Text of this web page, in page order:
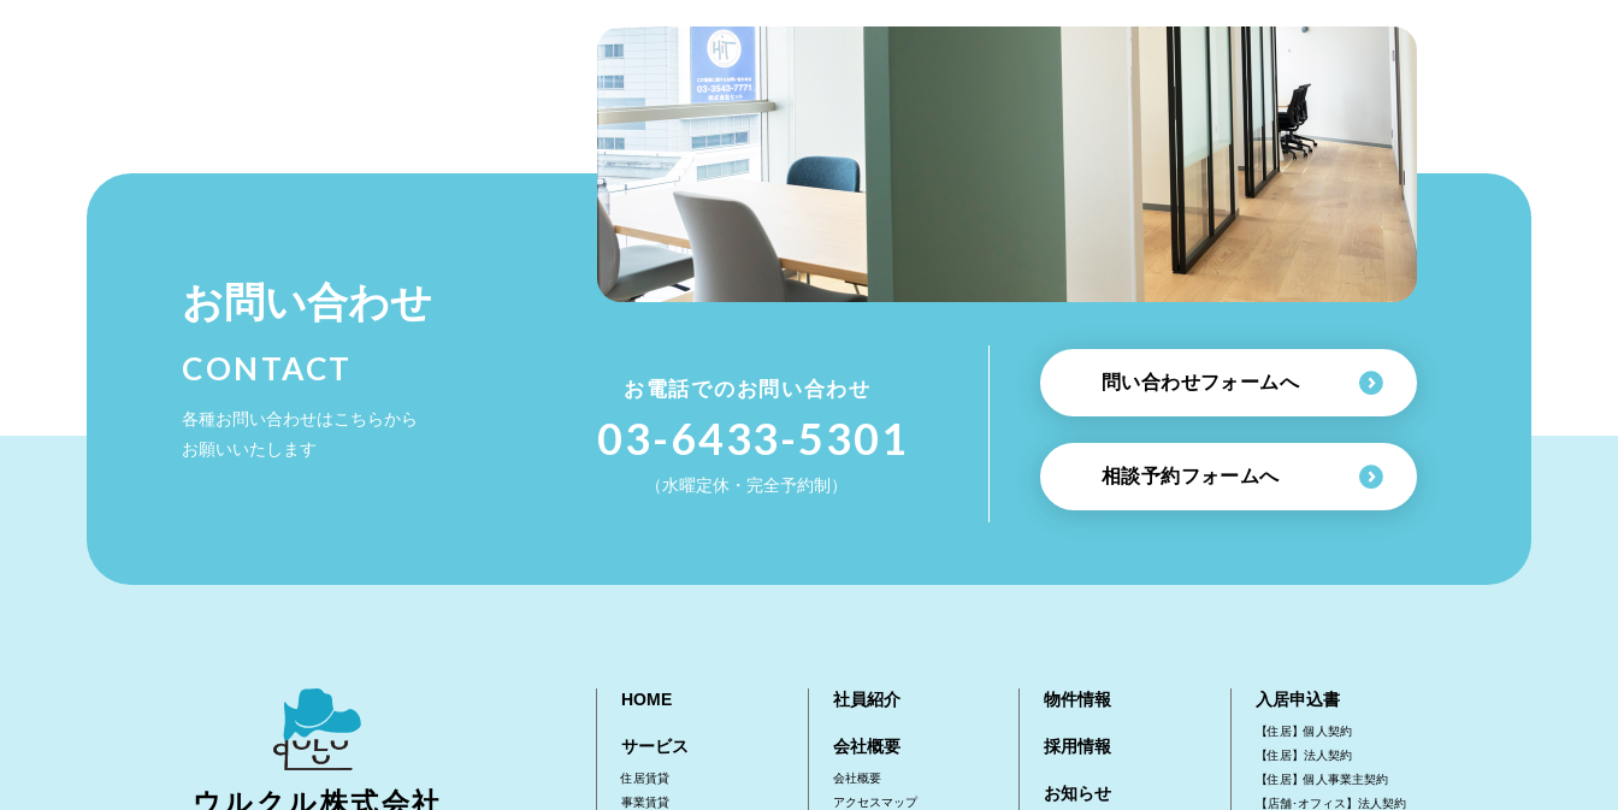
お問い合わせ
CONTACT
各種お問い合わせはこちらから
お願いいたします
お電話でのお問い合わせ
03-6433-5301
（水曜定休・完全予約制）
問い合わせフォームへ
相談予約フォームへ
ウルクル株式会社
HOME
サービス
住居賃貸
事業賃貸
社員紹介
会社概要
会社概要
アクセスマップ
物件情報
採用情報
お知らせ
入居申込書
【住居】個人契約
【住居】法人契約
【住居】個人事業主契約
【店舗･オフィス】法人契約